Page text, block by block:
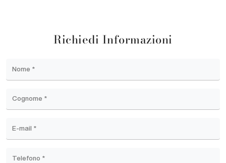
Richiedi Informazioni